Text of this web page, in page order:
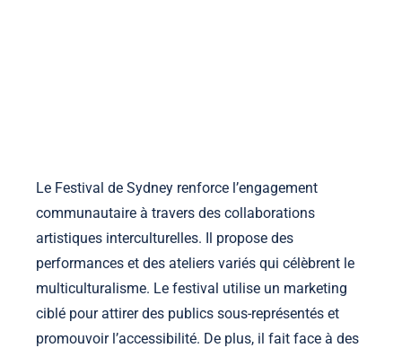
Le Festival de Sydney renforce l’engagement
communautaire à travers des collaborations
artistiques interculturelles. Il propose des
performances et des ateliers variés qui célèbrent le
multiculturalisme. Le festival utilise un marketing
ciblé pour attirer des publics sous-représentés et
promouvoir l’accessibilité. De plus, il fait face à des